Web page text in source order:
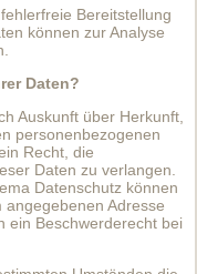
Bereitstellung
können zur Analyse
Daten?
Auskunft über Herkunft,
personenbezogenen
Recht, die
Daten zu verlangen.
Datenschutz können
Adresse
ein Beschwerderecht bei